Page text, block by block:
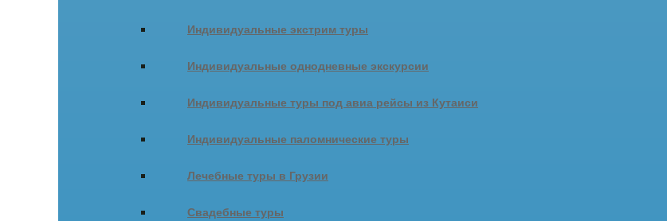
Индивидуальные экстрим туры
Индивидуальные однодневные экскурсии
Индивидуальные туры под авиа рейсы из Кутаиси
Индивидуальные паломнические туры
Лечебные туры в Грузии
Свадебные туры